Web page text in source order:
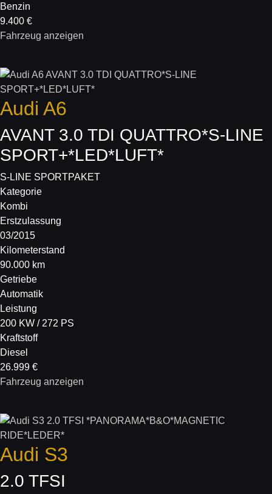
Benzin
9.400 €
Fahrzeug anzeigen
Audi A6
AVANT 3.0 TDI QUATTRO*S-LINE
SPORT+*LED*LUFT*
S-LINE SPORTPAKET
Kategorie
Kombi
Erstzulassung
03/2015
Kilometerstand
90.000 km
Getriebe
Automatik
Leistung
200 KW / 272 PS
Kraftstoff
Diesel
26.999 €
Fahrzeug anzeigen
Audi S3
2.0 TFSI